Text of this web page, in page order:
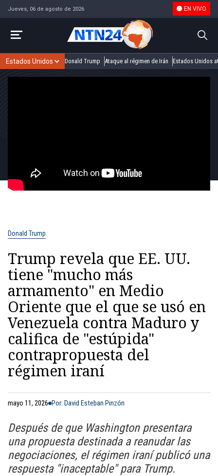
Jueves, 06 de agosto de 2026 EN VIVO
Donald Trump Ataque al régimen de Irán Estados Unidos
Donald Trump
Trump revela que EE. UU.
tiene "mucho más
armamento" en Medio
Oriente que el que se usó en
Venezuela contra Maduro y
califica de "estúpida"
contrapropuesta del
régimen iraní
mayo 11, 2026 Por: David Esteban Pinzón
Después de que Washington presentara
una propuesta destinada a reanudar las
negociaciones, el régimen iraní publicó una
respuesta "inaceptable" para Trump.